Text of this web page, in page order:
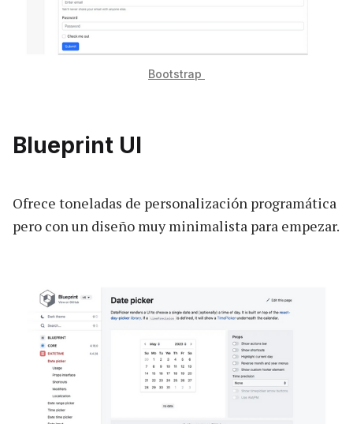
Bootstrap
Blueprint UI
Ofrece toneladas de personalización programática
pero con un diseño muy minimalista para empezar.